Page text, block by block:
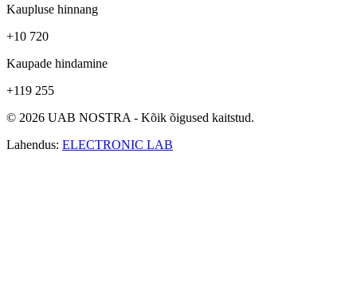
Kaupluse hinnang
+10 720
Kaupade hindamine
+119 255
© 2026 UAB NOSTRA - Kõik õigused kaitstud.
Lahendus: ELECTRONIC LAB